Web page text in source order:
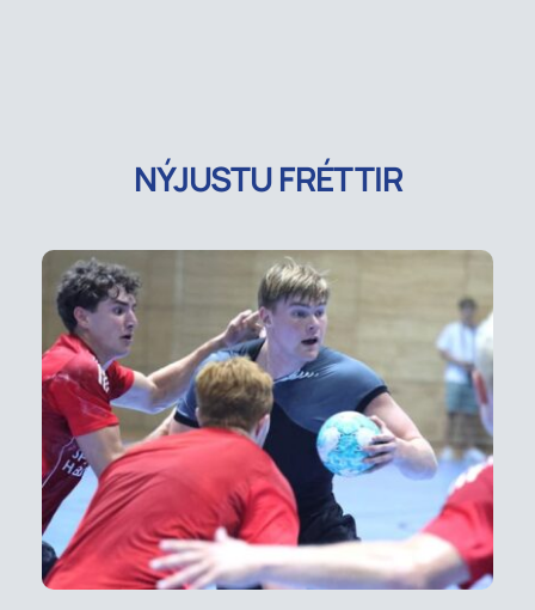
NÝJUSTU FRÉTTIR